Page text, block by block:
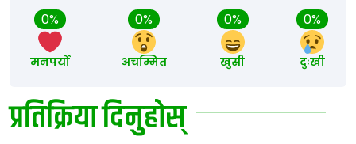
0%
मनपर्यो
0%
अचम्मित
0%
खुसी
0%
दुःखी
प्रतिक्रिया दिनुहोस्